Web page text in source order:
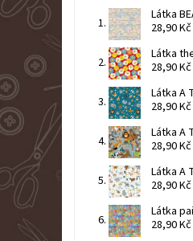
Látka
28,90 Kč
Látka
28,90 Kč
Látka A
28,90 Kč
Látka A
28,90 Kč
Látka A
28,90 Kč
Látka
28,90 Kč